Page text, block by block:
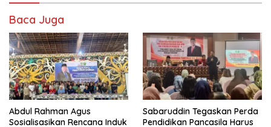
Baca Juga
Abdul Rahman Agus
Sosialisasikan Rencana Induk
Sabaruddin Tegaskan Perda
Pendidikan Pancasila Harus